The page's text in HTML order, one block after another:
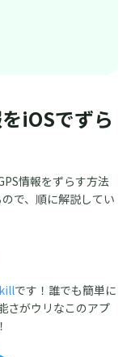
iOSでずら
情報をずらす方法
で、順に解説してい
です！誰でも簡単に
さがウリなこのアプ